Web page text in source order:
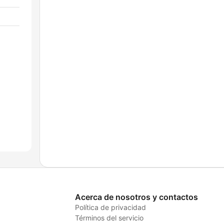
Acerca de nosotros y contactos
Política de privacidad
Términos del servicio